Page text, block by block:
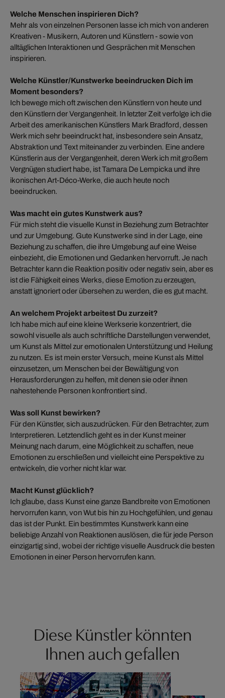
Welche Menschen inspirieren Dich?
Mehr als von einzelnen Personen lasse ich mich von anderen
Kreativen - Musikern, Autoren und Künstlern - sowie von
alltäglichen Interaktionen und Gesprächen mit Menschen
inspirieren.
Welche Künstler/Kunstwerke beeindrucken Dich im
Moment besonders?
Ich bewege mich oft zwischen den Künstlern von heute und
den Künstlern der Vergangenheit. In letzter Zeit verfolge ich die
Arbeit des amerikanischen Künstlers Mark Bradford, dessen
Werk mich sehr beeindruckt hat, insbesondere sein Ansatz,
Abstraktion und Text miteinander zu verbinden. Eine andere
Künstlerin aus der Vergangenheit, deren Werk ich mit großem
Vergnügen studiert habe, ist Tamara De Lempicka und ihre
ikonischen Art-Déco-Werke, die auch heute noch
beeindrucken.
Was macht ein gutes Kunstwerk aus?
Für mich steht die visuelle Kunst in Beziehung zum Betrachter
und zur Umgebung. Gute Kunstwerke sind in der Lage, eine
Beziehung zu schaffen, die ihre Umgebung auf eine Weise
einbezieht, die Emotionen und Gedanken hervorruft. Je nach
Betrachter kann die Reaktion positiv oder negativ sein, aber es
ist die Fähigkeit eines Werks, diese Emotion zu erzeugen,
anstatt ignoriert oder übersehen zu werden, die es gut macht.
An welchem Projekt arbeitest Du zurzeit?
Ich habe mich auf eine kleine Werkserie konzentriert, die
sowohl visuelle als auch schriftliche Darstellungen verwendet,
um Kunst als Mittel zur emotionalen Unterstützung und Heilung
zu nutzen. Es ist mein erster Versuch, meine Kunst als Mittel
einzusetzen, um Menschen bei der Bewältigung von
Herausforderungen zu helfen, mit denen sie oder ihnen
nahestehende Personen konfrontiert sind.
Was soll Kunst bewirken?
Für den Künstler, sich auszudrücken. Für den Betrachter, zum
Interpretieren. Letztendlich geht es in der Kunst meiner
Meinung nach darum, eine Möglichkeit zu schaffen, neue
Emotionen zu erschließen und vielleicht eine Perspektive zu
entwickeln, die vorher nicht klar war.
Macht Kunst glücklich?
Ich glaube, dass Kunst eine ganze Bandbreite von Emotionen
hervorrufen kann, von Wut bis hin zu Hochgefühlen, und genau
das ist der Punkt. Ein bestimmtes Kunstwerk kann eine
beliebige Anzahl von Reaktionen auslösen, die für jede Person
einzigartig sind, wobei der richtige visuelle Ausdruck die besten
Emotionen in einer Person hervorrufen kann.
Diese Künstler könnten
Ihnen auch gefallen